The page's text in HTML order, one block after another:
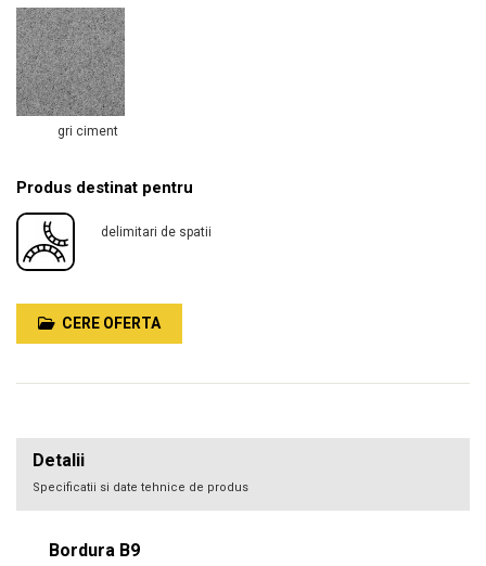
gri ciment
Produs destinat pentru
delimitari de spatii
CERE OFERTA
Detalii
Specificatii si date tehnice de produs
Bordura B9